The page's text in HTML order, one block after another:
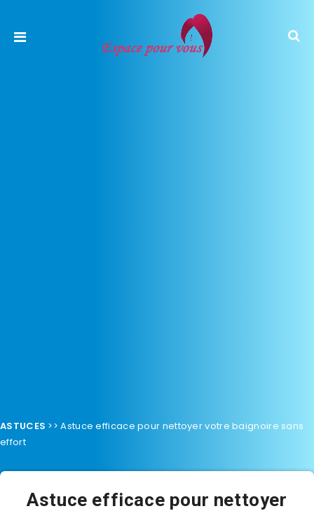
ASTUCES >>Astuce efficace pour nettoyer votre baignoire sans
effort
Astuce efficace pour nettoyer